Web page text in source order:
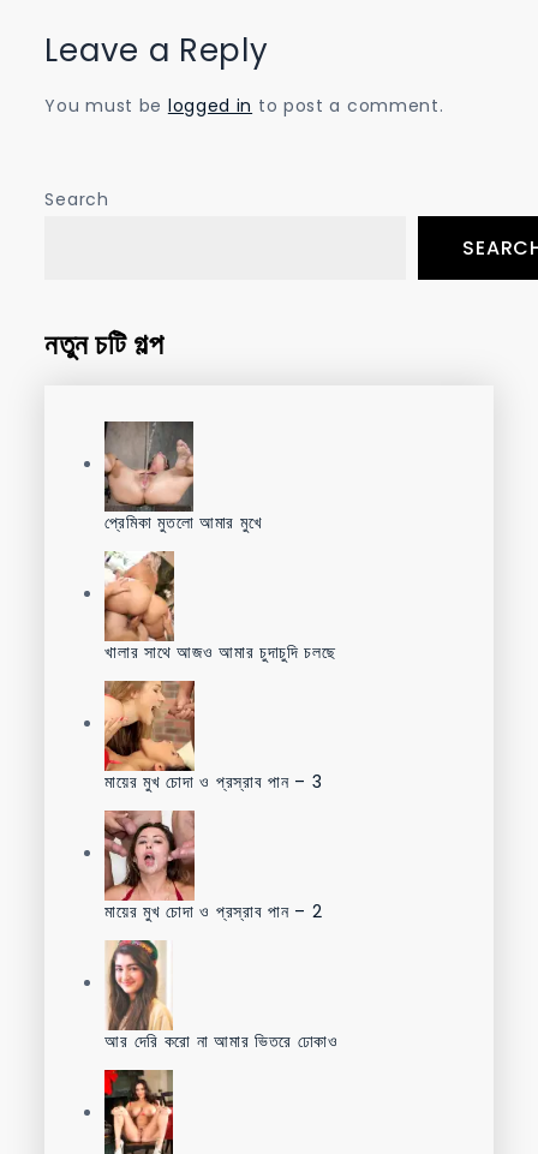
Leave a Reply
You must be logged in to post a comment.
Search
নতুন চটি গল্প
প্রেমিকা মুতলো আমার মুখে
খালার সাথে আজও আমার চুদাচুদি চলছে
মায়ের মুখ চোদা ও প্রস্রাব পান – 3
মায়ের মুখ চোদা ও প্রস্রাব পান – 2
আর দেরি করো না আমার ভিতরে ঢোকাও